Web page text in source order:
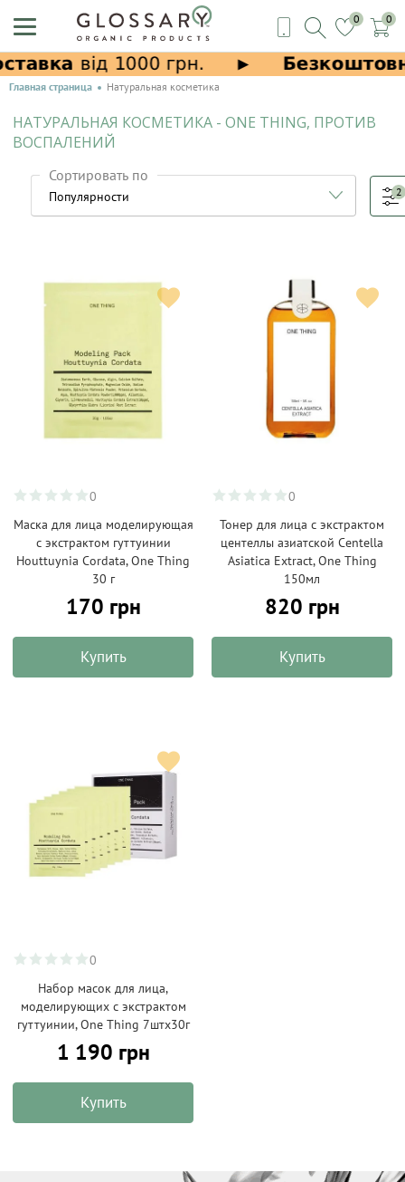
0 0
Главная страница Натуральная косметика
НАТУРАЛЬНАЯ КОСМЕТИКА - ONE THING, ПРОТИВ
ВОСПАЛЕНИЙ
Сортировать по
2
0
Маска для лица моделирующая
с экстрактом гуттуинии
Houttuynia Cordata, One Thing
30 г
170 грн
Купить
0
Тонер для лица с экстрактом
центеллы азиатской Centella
Asiatica Extract, One Thing
150мл
820 грн
Купить
0
Набор масок для лица,
моделирующих с экстрактом
гуттуинии, One Thing 7штх30г
1 190 грн
Купить